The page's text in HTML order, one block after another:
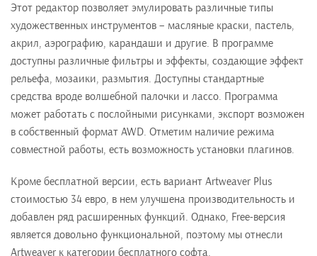
Этот редактор позволяет эмулировать различные типы
художественных инструментов – масляные краски, пастель,
акрил, аэрографию, карандаши и другие. В программе
доступны различные фильтры и эффекты, создающие эффект
рельефа, мозаики, размытия. Доступны стандартные
средства вроде волшебной палочки и лассо. Программа
может работать с послойными рисунками, экспорт возможен
в собственный формат AWD. Отметим наличие режима
совместной работы, есть возможность установки плагинов.
Кроме бесплатной версии, есть вариант Artweaver Plus
стоимостью 34 евро, в нем улучшена производительность и
добавлен ряд расширенных функций. Однако, Free-версия
является довольно функциональной, поэтому мы отнесли
Artweaver к категории бесплатного софта.